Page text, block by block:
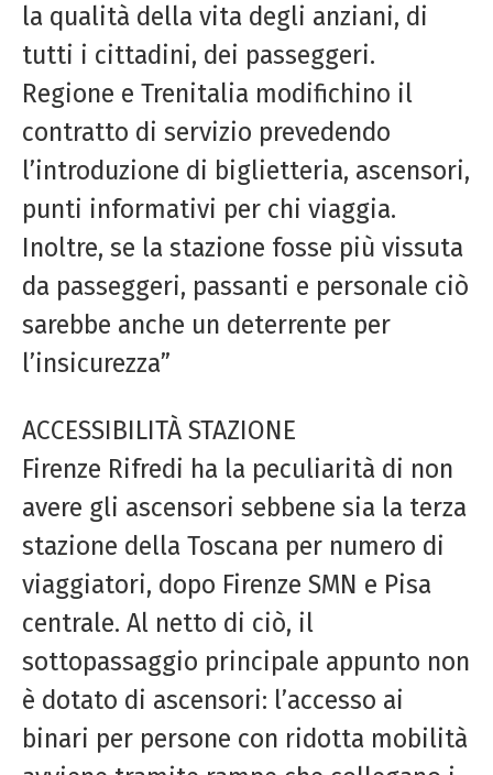
la qualità della vita degli anziani, di
tutti i cittadini, dei passeggeri.
Regione e Trenitalia modifichino il
contratto di servizio prevedendo
l’introduzione di biglietteria, ascensori,
punti informativi per chi viaggia.
Inoltre, se la stazione fosse più vissuta
da passeggeri, passanti e personale ciò
sarebbe anche un deterrente per
l’insicurezza”
ACCESSIBILITÀ STAZIONE
Firenze Rifredi ha la peculiarità di non
avere gli ascensori sebbene sia la terza
stazione della Toscana per numero di
viaggiatori, dopo Firenze SMN e Pisa
centrale. Al netto di ciò, il
sottopassaggio principale appunto non
è dotato di ascensori: l’accesso ai
binari per persone con ridotta mobilità